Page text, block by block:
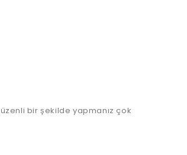
bir şekilde yapmanız çok